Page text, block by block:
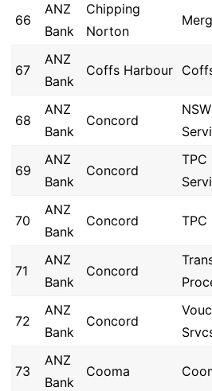
66
ANZ
Bank
Chipping
Norton
67
ANZ
Bank
Coffs Harbour
68
ANZ
Bank
Concord
69
ANZ
Bank
Concord
TPC
70
ANZ
Bank
Concord TPC
71
ANZ
Bank
Concord
72
ANZ
Bank
Concord
73
ANZ
Bank
Cooma